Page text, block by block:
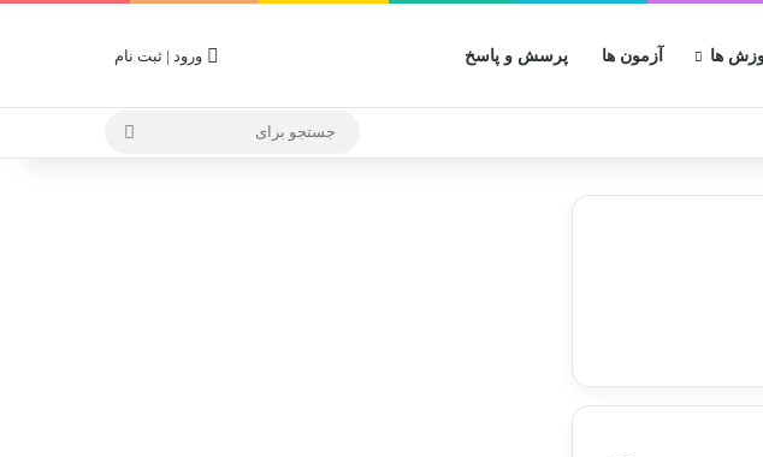
ها آزمون ها پرسش و پاسخ ورود | ثبت نام